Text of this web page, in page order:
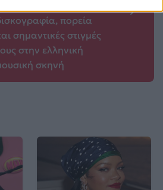
πορεία
σημαντικές στιγμές
στην ελληνική
σκηνή